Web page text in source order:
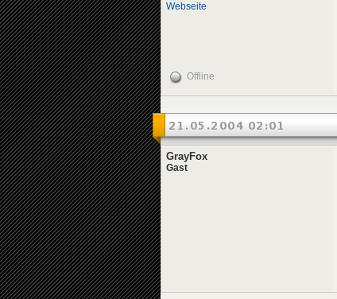
Webseite
Offline
21.05.2004 02:01
GrayFox
Gast